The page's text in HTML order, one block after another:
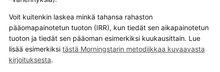
Voit kuitenkin laskea minkä tahansa rahaston
pääomapainotetun tuoton (IRR), kun tiedät sen aikapainotetun
tuoton ja tiedät sen pääoman esimerkiksi kuukausittain. Lue
lisää esimerkiksi tästä Morningstarin metodiikkaa kuvaavasta
kirjoituksesta.